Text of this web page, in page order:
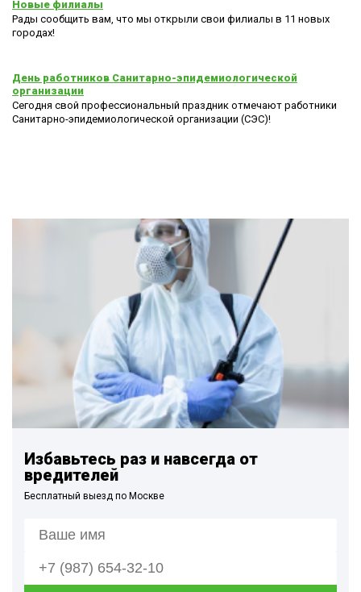
Новые филиалы
Рады сообщить вам, что мы открыли свои филиалы в 11 новых
городах!
День работников Санитарно-эпидемиологической
организации
Сегодня свой профессиональный праздник отмечают работники
Санитарно-эпидемиологической организации (СЭС)!
Избавьтесь раз и навсегда от
вредителей
Бесплатный выезд по Москве